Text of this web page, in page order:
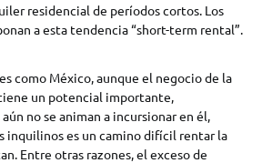
residencial de períodos cortos. Los
a esta tendencia “short-term rental”.
como México, aunque el negocio de la
un potencial importante,
no se animan a incursionar en él,
inquilinos es un camino difícil rentar la
Entre otras razones, el exceso de